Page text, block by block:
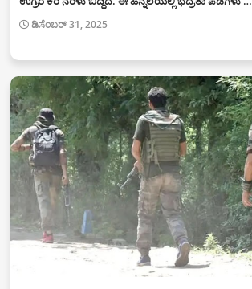
ಡಿಸೆಂಬರ್ 31, 2025